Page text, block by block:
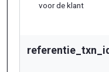
voor de klant